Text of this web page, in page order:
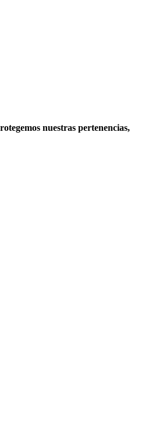
nuestras pertenencias,